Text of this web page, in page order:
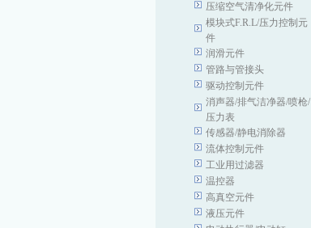
压缩空气清净化元件
模块式F.R.L/压力控制元
件
润滑元件
管路与管接头
驱动控制元件
消声器/排气洁净器/喷枪/
压力表
传感器/静电消除器
流体控制元件
工业用过滤器
温控器
高真空元件
液压元件